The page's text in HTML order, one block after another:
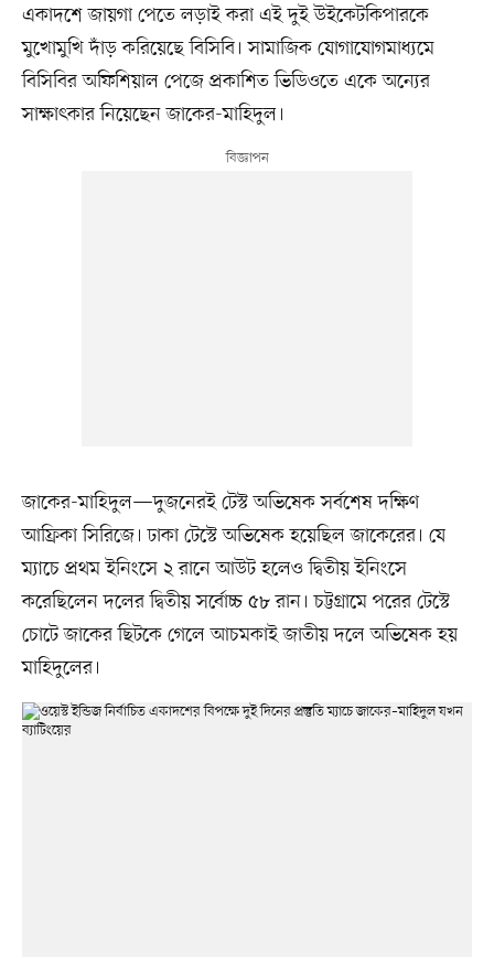
একাদশে জায়গা পেতে লড়াই করা এই দুই উইকেটকিপারকে
মুখোমুখি দাঁড় করিয়েছে বিসিবি। সামাজিক যোগাযোগমাধ্যমে
বিসিবির অফিশিয়াল পেজে প্রকাশিত ভিডিওতে একে অন্যের
সাক্ষাৎকার নিয়েছেন জাকের-মাহিদুল।
জাকের-মাহিদুল—দুজনেরই টেস্ট অভিষেক সর্বশেষ দক্ষিণ
আফ্রিকা সিরিজে। ঢাকা টেস্টে অভিষেক হয়েছিল জাকেরের। যে
ম্যাচে প্রথম ইনিংসে ২ রানে আউট হলেও দ্বিতীয় ইনিংসে
করেছিলেন দলের দ্বিতীয় সর্বোচ্চ ৫৮ রান। চট্টগ্রামে পরের টেস্টে
চোটে জাকের ছিটকে গেলে আচমকাই জাতীয় দলে অভিষেক হয়
মাহিদুলের।